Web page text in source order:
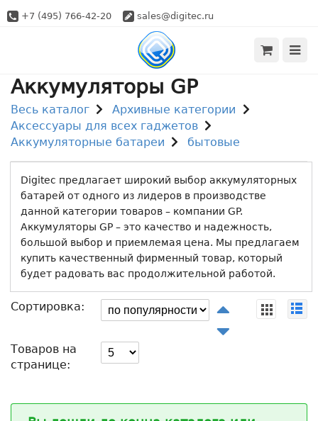
+7 (495) 766-42-20 sales@digitec.ru
Аккумуляторы GP
Весь каталог
Архивные категории
Аксессуары для всех гаджетов
Аккумуляторные батареи
бытовые
Digitec предлагает широкий выбор аккумуляторных
батарей от одного из лидеров в производстве
данной категории товаров – компании GP.
Аккумуляторы GP – это качество и надежность,
большой выбор и приемлемая цена. Мы предлагаем
купить качественный фирменный товар, который
будет радовать вас продолжительной работой.
Сортировка:
Товаров на
странице: